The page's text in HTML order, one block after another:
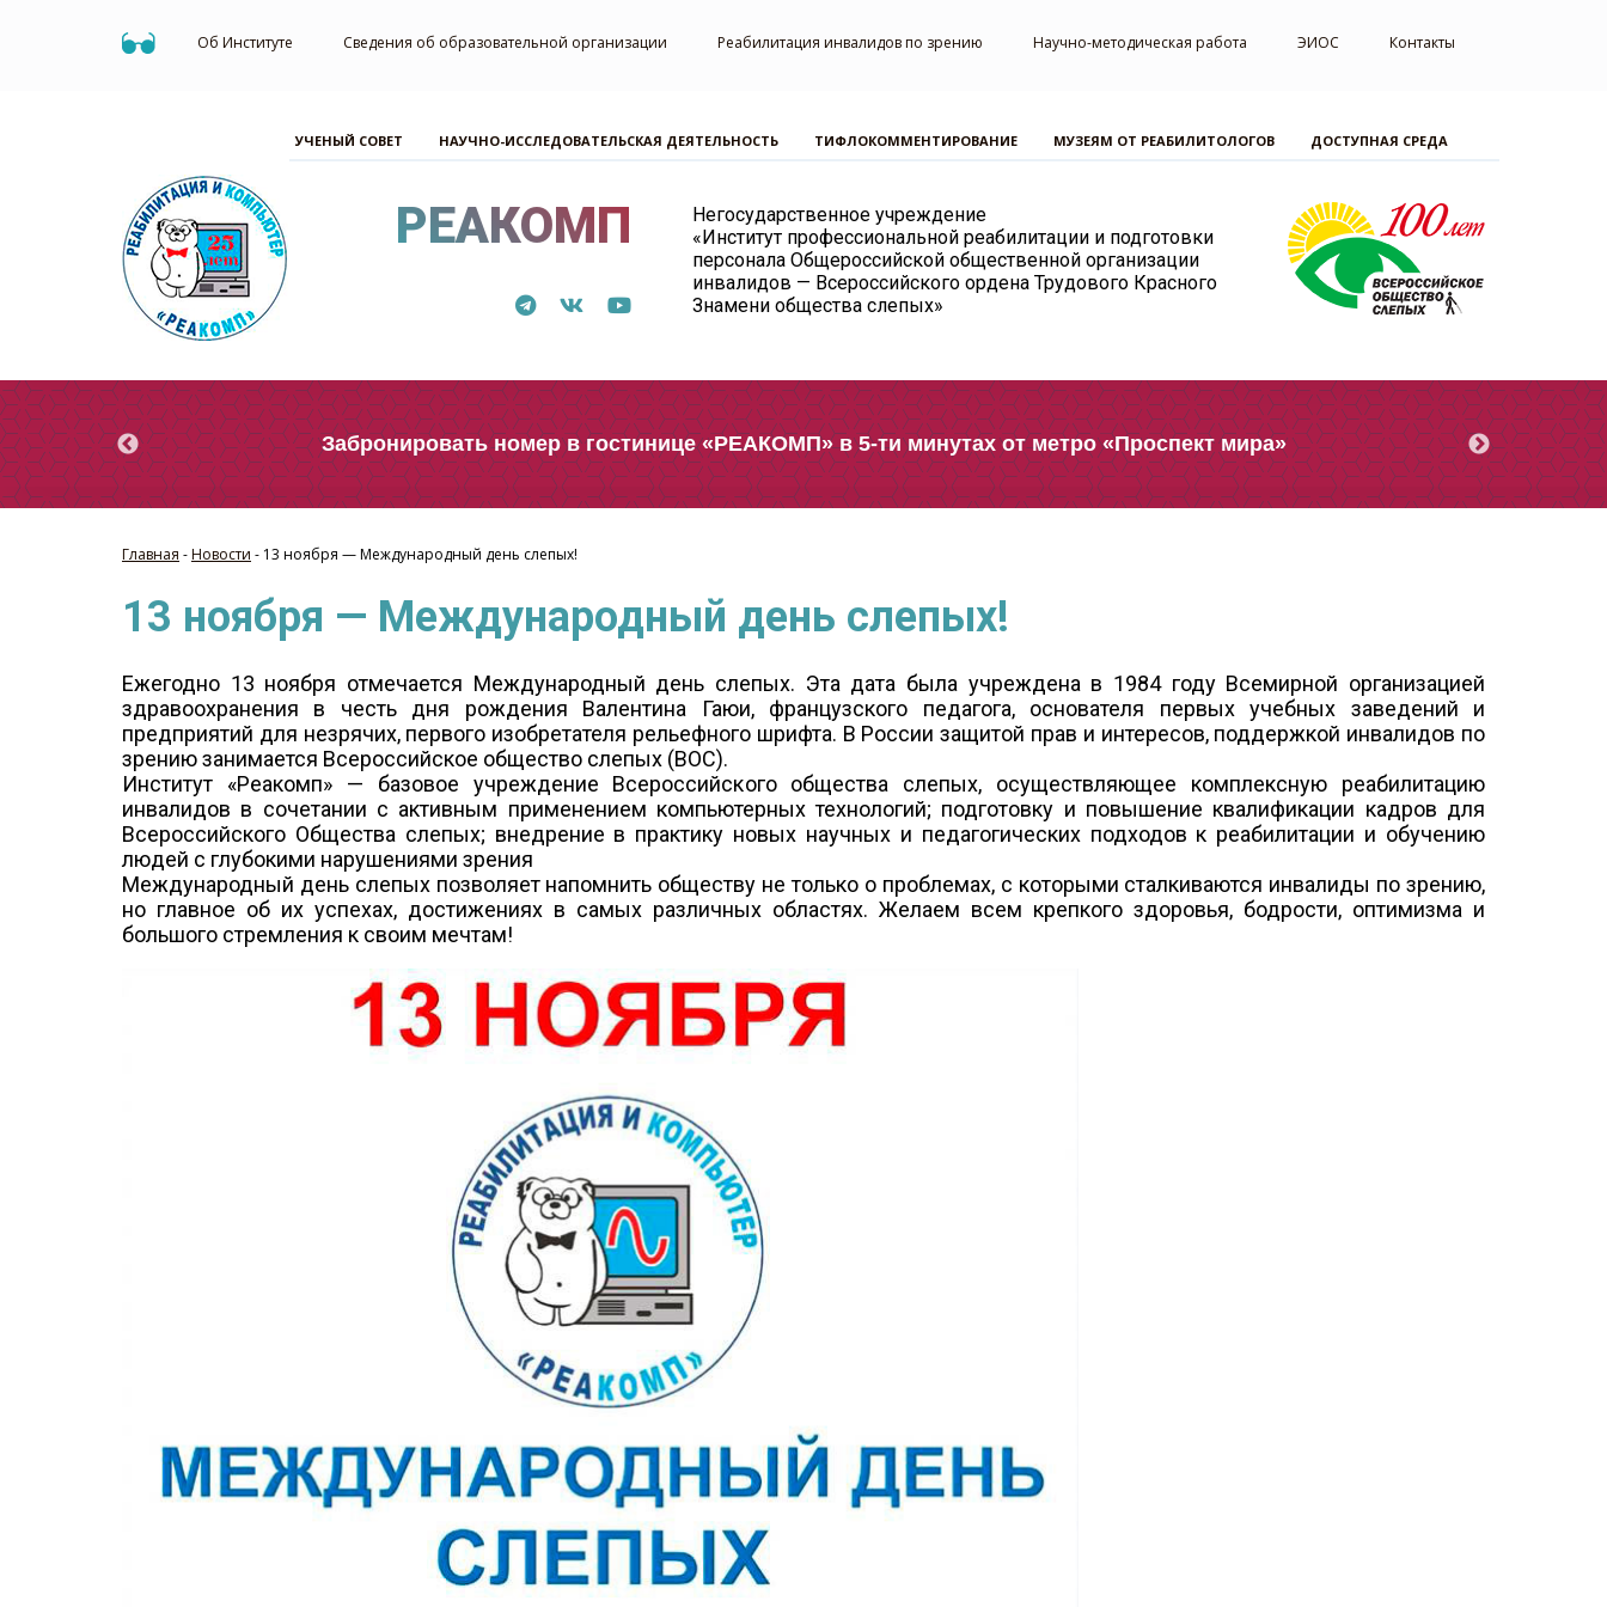
Об Институте Сведения об образовательной организации Реабилитация инвалидов по зрению Научно-методическая работа ЭИОС Контакты
УЧЕНЫЙ СОВЕТ НАУЧНО-ИССЛЕДОВАТЕЛЬСКАЯ ДЕЯТЕЛЬНОСТЬ ТИФЛОКОММЕНТИРОВАНИЕ МУЗЕЯМ ОТ РЕАБИЛИТОЛОГОВ ДОСТУПНАЯ СРЕДА
РЕАКОМП
Негосударственное учреждение
«Институт профессиональной реабилитации и подготовки
персонала Общероссийской общественной организации
инвалидов — Всероссийского ордена Трудового Красного
Знамени общества слепых»
Забронировать номер в гостинице «РЕАКОМП» в 5-ти минутах от метро «Проспект мира»
Главная -Новости - 13 ноября — Международный день слепых!
13 ноября — Международный день слепых!
Ежегодно 13 ноября отмечается Международный день слепых. Эта дата была учреждена в 1984 году Всемирной организацией
здравоохранения в честь дня рождения Валентина Гаюи, французского педагога, основателя первых учебных заведений и
предприятий для незрячих, первого изобретателя рельефного шрифта. В России защитой прав и интересов, поддержкой инвалидов по
зрению занимается Всероссийское общество слепых (ВОС).
Институт «Реакомп» — базовое учреждение Всероссийского общества слепых, осуществляющее комплексную реабилитацию
инвалидов в сочетании с активным применением компьютерных технологий; подготовку и повышение квалификации кадров для
Всероссийского Общества слепых; внедрение в практику новых научных и педагогических подходов к реабилитации и обучению
людей с глубокими нарушениями зрения
Международный день слепых позволяет напомнить обществу не только о проблемах, с которыми сталкиваются инвалиды по зрению,
но главное об их успехах, достижениях в самых различных областях. Желаем всем крепкого здоровья, бодрости, оптимизма и
большого стремления к своим мечтам!